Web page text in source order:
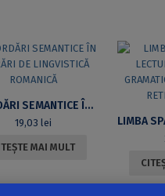
ABORDĂRI SEMANTICE ÎN LUCRĂRI DE LINGVISTICĂ ROMANICĂ
19,03 lei
MAI MULT